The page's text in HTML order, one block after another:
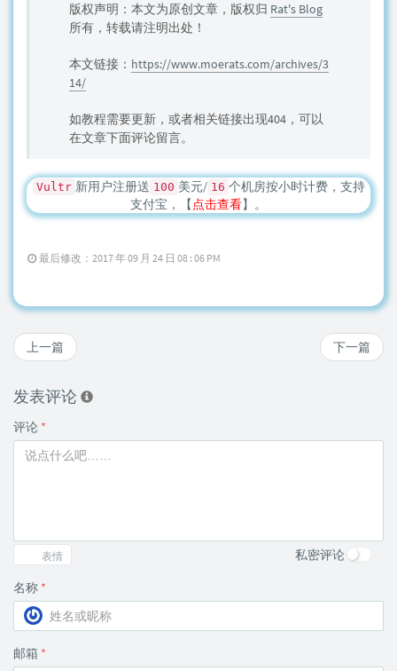
版权声明：本文为原创文章，版权归 Rat's Blog
所有，转载请注明出处！
本文链接： https://www.moerats.com/archives/3
14/
如教程需要更新，或者相关链接出现404，可以
在文章下面评论留言。
Vultr 新用户注册送 100 美元/ 16 个机房按小时计费，支持
支付宝，【点击查看】。
最后修改：2017 年 09 月 24 日 08 : 06 PM
下一篇
上一篇
发表评论
评论 *
表情 私密评论
名称 *
邮箱 *